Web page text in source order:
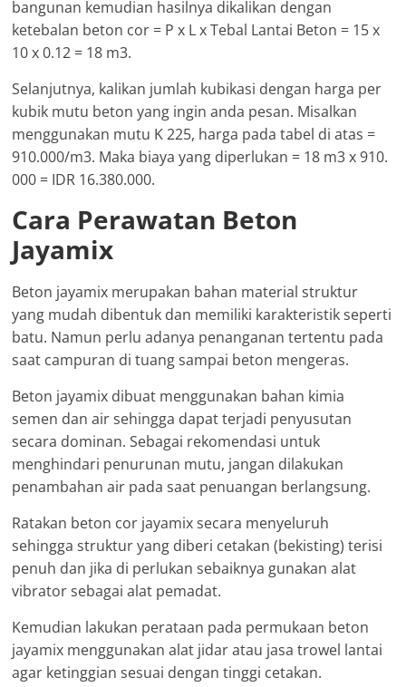
bangunan kemudian hasilnya dikalikan dengan
ketebalan beton cor = P x L x Tebal Lantai Beton = 15 x
10 x 0.12 = 18 m3.
Selanjutnya, kalikan jumlah kubikasi dengan harga per
kubik mutu beton yang ingin anda pesan. Misalkan
menggunakan mutu K 225, harga pada tabel di atas =
910.000/m3. Maka biaya yang diperlukan = 18 m3 x 910.
000 = IDR 16.380.000.
Cara Perawatan Beton
Jayamix
Beton jayamix merupakan bahan material struktur
yang mudah dibentuk dan memiliki karakteristik seperti
batu. Namun perlu adanya penanganan tertentu pada
saat campuran di tuang sampai beton mengeras.
Beton jayamix dibuat menggunakan bahan kimia
semen dan air sehingga dapat terjadi penyusutan
secara dominan. Sebagai rekomendasi untuk
menghindari penurunan mutu, jangan dilakukan
penambahan air pada saat penuangan berlangsung.
Ratakan beton cor jayamix secara menyeluruh
sehingga struktur yang diberi cetakan (bekisting) terisi
penuh dan jika di perlukan sebaiknya gunakan alat
vibrator sebagai alat pemadat.
Kemudian lakukan perataan pada permukaan beton
jayamix menggunakan alat jidar atau jasa trowel lantai
agar ketinggian sesuai dengan tinggi cetakan.